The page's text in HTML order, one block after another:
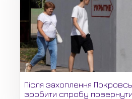
Після захоплення
зробити спробу